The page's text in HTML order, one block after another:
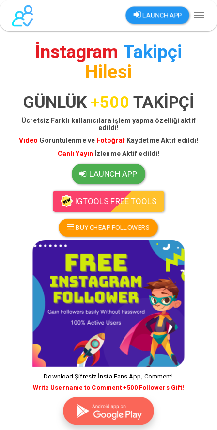
LAUNCH APP
İnstagram Takipçi
Hilesi
GÜNLÜK +500 TAKİPÇİ
Ücretsiz Farklı kullanıcılara işlem yapma özelliği aktif
edildi!
Video Görüntülenme ve Fotoğraf Kaydetme Aktif edildi!
Canlı Yayın İzlenme Aktif edildi!
LAUNCH APP
IGTOOLS FREE TOOLS
BUY CHEAP FOLLOWERS
Download Şifresiz İnsta Fans App, Comment!
Write Username to Comment +500 Followers Gift!